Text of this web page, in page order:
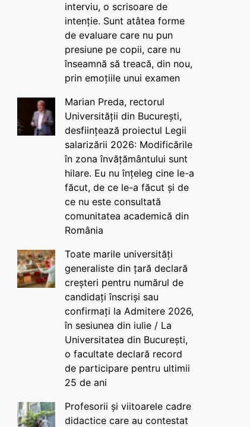
interviu, o scrisoare de
intenție. Sunt atâtea forme
de evaluare care nu pun
presiune pe copii, care nu
înseamnă să treacă, din nou,
prin emoțiile unui examen
Marian Preda, rectorul
Universității din București,
desființează proiectul Legii
salarizării 2026: Modificările
în zona învățământului sunt
hilare. Eu nu înțeleg cine le-a
făcut, de ce le-a făcut și de
ce nu este consultată
comunitatea academică din
România
Toate marile universități
generaliste din țară declară
creșteri pentru numărul de
candidați înscriși sau
confirmați la Admitere 2026,
în sesiunea din iulie / La
Universitatea din București,
o facultate declară record
de participare pentru ultimii
25 de ani
Profesorii și viitoarele cadre
didactice care au contestat